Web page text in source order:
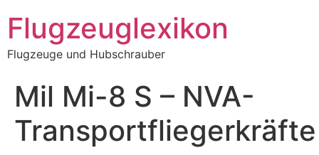
Inhalt
springen
Flugzeuglexikon
Flugzeuge und Hubschrauber
Mil Mi-8 S – NVA-
Transportfliegerkräfte